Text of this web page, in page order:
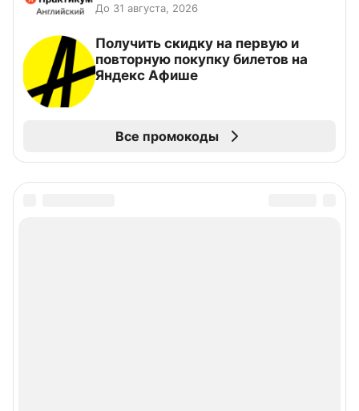
До 31 августа, 2026
Получить скидку на первую и
повторную покупку билетов на
Яндекс Афише
Все промокоды